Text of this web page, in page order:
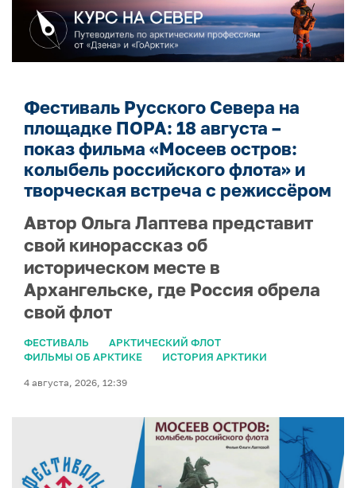
Фестиваль Русского Севера на
площадке ПОРА: 18 августа –
показ фильма «Мосеев остров:
колыбель российского флота» и
творческая встреча с режиссёром
Автор Ольга Лаптева представит
свой кинорассказ об
историческом месте в
Архангельске, где Россия обрела
свой флот
ФЕСТИВАЛЬ
АРКТИЧЕСКИЙ ФЛОТ
ФИЛЬМЫ ОБ АРКТИКЕ
ИСТОРИЯ АРКТИКИ
4 августа, 2026, 12:39